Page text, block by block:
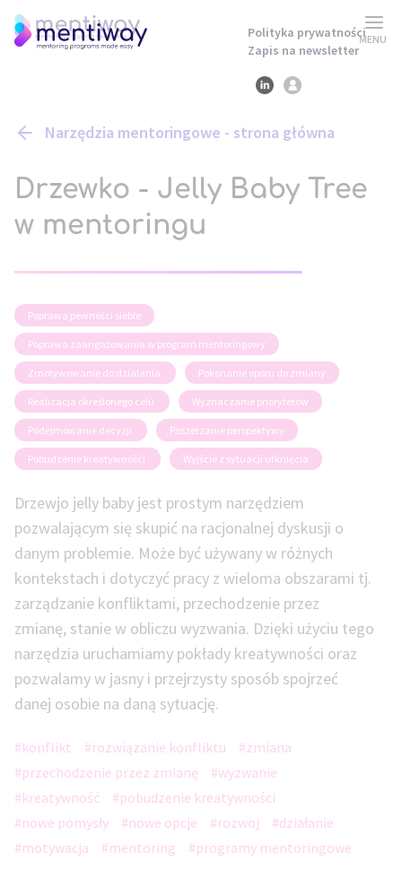
MENU
Narzędzia mentoringowe - strona główna
Drzewko - Jelly Baby Tree
w mentoringu
Poprawa pewności siebie
Poprawa zaangażowania w program mentoringowy
Zmotywowanie do dzialania Pokonanie oporu do zmiany
Realizacja określonego celu Wyznaczanie priorytetów
Podejmowanie decyzji Poszerzanie perspektywy
Pobudzenie kreatywności Wyjście z sytuacji utknięcia
Drzewjo jelly baby jest prostym narzędziem
pozwalającym się skupić na racjonalnej dyskusji o
danym problemie. Może być używany w różnych
kontekstach i dotyczyć pracy z wieloma obszarami tj.
zarządzanie konfliktami, przechodzenie przez
zmianę, stanie w obliczu wyzwania. Dzięki użyciu tego
narzędzia uruchamiamy pokłady kreatywności oraz
pozwalamy w jasny i przejrzysty sposób spojrzeć
danej osobie na daną sytuację.
#konflikt #rozwiązanie konfliktu
#zmiana
#przechodzenie przez zmianę
#wyzwanie
#kreatywność
#pobudzenie kreatywności
#nowe pomysły
#nowe opcje #rozwoj
#działanie
#motywacja
#mentoring #programy mentoringowe
Polityka prywatności
Zapis na newsletter